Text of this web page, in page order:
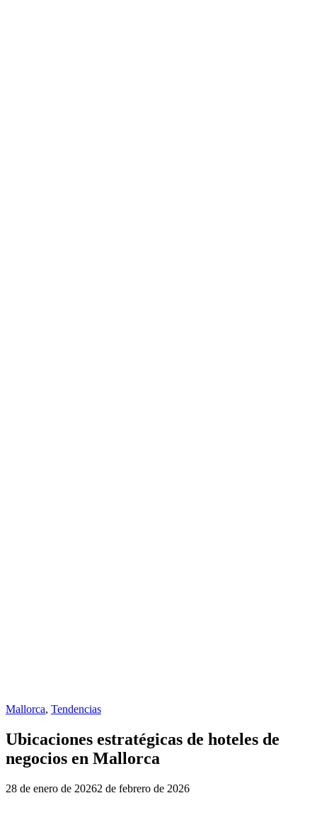
Mallorca, Tendencias
Ubicaciones estratégicas de hoteles de
negocios en Mallorca
28 de enero de 20262 de febrero de 2026